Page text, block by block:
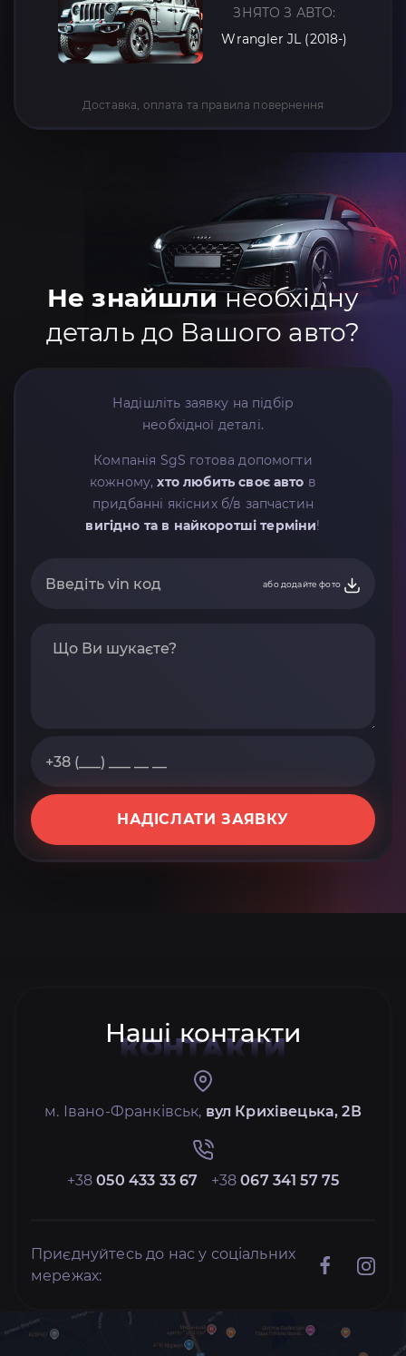
ЗНЯТО З АВТО:
Wrangler JL (2018-)
Доставка, оплата та правила повернення
Не знайшлинеобхідну
деталь до Вашого авто?
Надішліть заявку на підбір
необхідної деталі.
Компанія SgS готова допомогти
кожному,хто любить своє авто в
придбанні якісних б/в запчастин
вигідно та в найкоротші терміни!
або додайте фото
НАДІСЛАТИ ЗАЯВКУ
Наші контакти
КОНТАКТИ
м. Івано-Франківськ, вул Крихівецька, 2В
+38050 433 33 67 +38067 341 57 75
Приєднуйтесь до нас у соціальних
мережах: